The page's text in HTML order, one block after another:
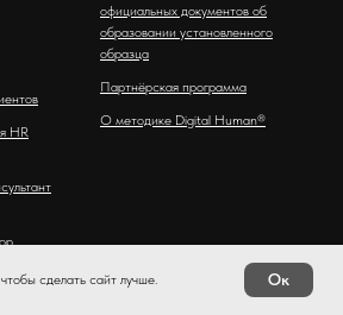
сделать сайт лучше. Ок
HR
официальных документов об
образовании установленного
образца
Партнёрская программа
О методике Digital Human®